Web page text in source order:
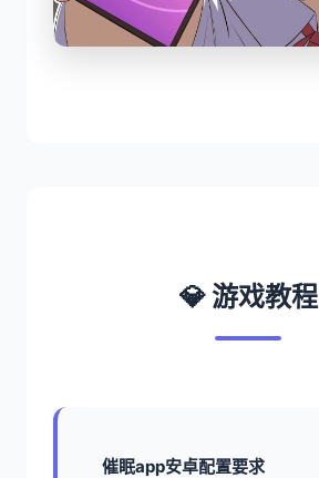
💎 游戏教程
催眠app安卓配置要求